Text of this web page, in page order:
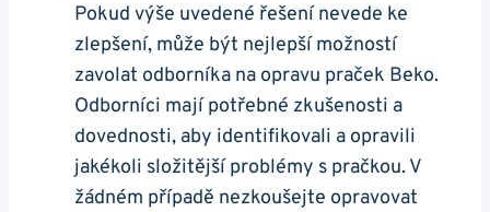
Pokud výše uvedené řešení nevede ke
zlepšení, může být nejlepší možností
zavolat odborníka ⁣na opravu praček Beko.
Odborníci mají ⁤potřebné ‌zkušenosti a
dovednosti, aby identifikovali a opravili
jakékoli složitější problémy s pračkou. V
žádném případě nezkoušejte ⁣opravovat